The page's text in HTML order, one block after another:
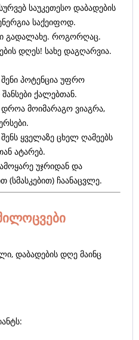
საუკეთესო დაბადების
საქეიფოდ.
გადალახე. როგორღაც.
დღეს! სახე დაგღარვია.
პოტენცია უფრო
ქალებთან.
მოიმარაგო ვიაგრა,
ყველაზე ცხელ ღამეებს
ატარებ.
უჯრიდან და
(სმასკებით) ჩაანაცვლე.
დაბადების დღე მაინც